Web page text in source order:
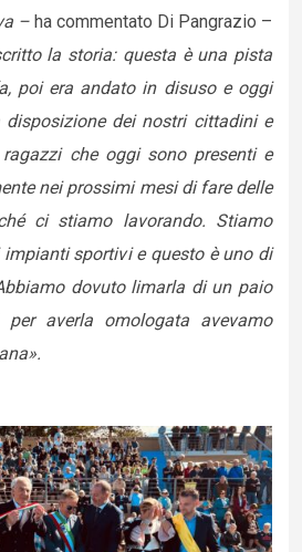
– ha commentato Di Pangrazio –
la storia: questa è una pista
poi era andato in disuso e oggi
disposizione dei nostri cittadini e
che oggi sono presenti e
nei prossimi mesi di fare delle
ci stiamo lavorando. Stiamo
sportivi e questo è uno di
dovuto limarla di un paio
averla omologata avevamo